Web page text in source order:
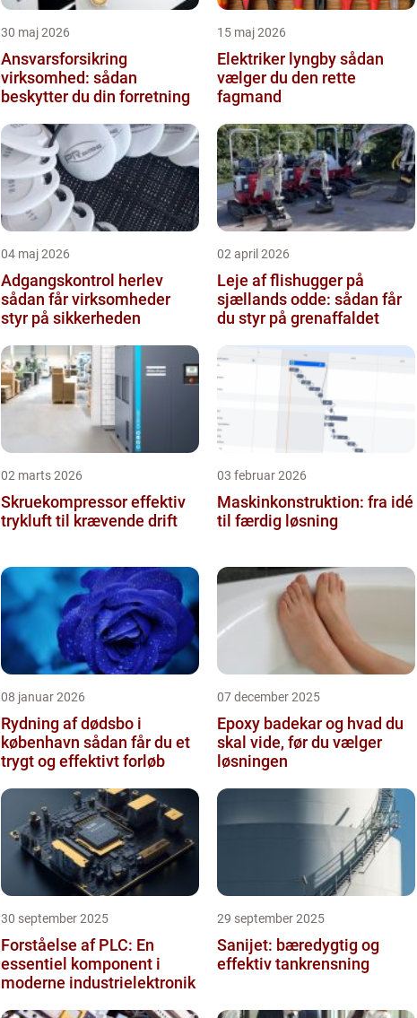
30 maj 2026
Ansvarsforsikring
virksomhed: sådan
beskytter du din forretning
15 maj 2026
Elektriker lyngby sådan
vælger du den rette
fagmand
04 maj 2026
Adgangskontrol herlev
sådan får virksomheder
styr på sikkerheden
02 april 2026
Leje af flishugger på
sjællands odde: sådan får
du styr på grenaffaldet
02 marts 2026
Skruekompressor effektiv
trykluft til krævende drift
03 februar 2026
Maskinkonstruktion: fra idé
til færdig løsning
08 januar 2026
Rydning af dødsbo i
københavn sådan får du et
trygt og effektivt forløb
07 december 2025
Epoxy badekar og hvad du
skal vide, før du vælger
løsningen
30 september 2025
Forståelse af PLC: En
essentiel komponent i
moderne industrielektronik
29 september 2025
Sanijet: bæredygtig og
effektiv tankrensning